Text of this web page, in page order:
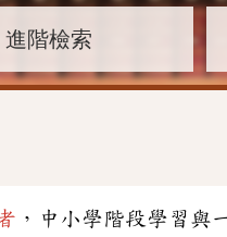
進階檢索
，中小學階段學習與